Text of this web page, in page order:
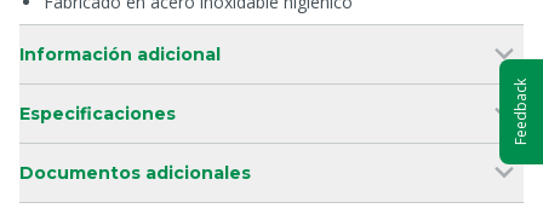
Información adicional
Especificaciones
Documentos adicionales
Feedback